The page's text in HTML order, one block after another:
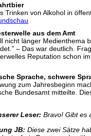
Trinken von Alkohol in
aus dem Amt
nicht länger Medienthema
– Das war deutlich.
Reputation schon
Sprache, schwere
zum Jahresbeginn
Bundesamt mitteilte.
Leser: Bravo! Gibt es
JB: Diese zwei Sätze